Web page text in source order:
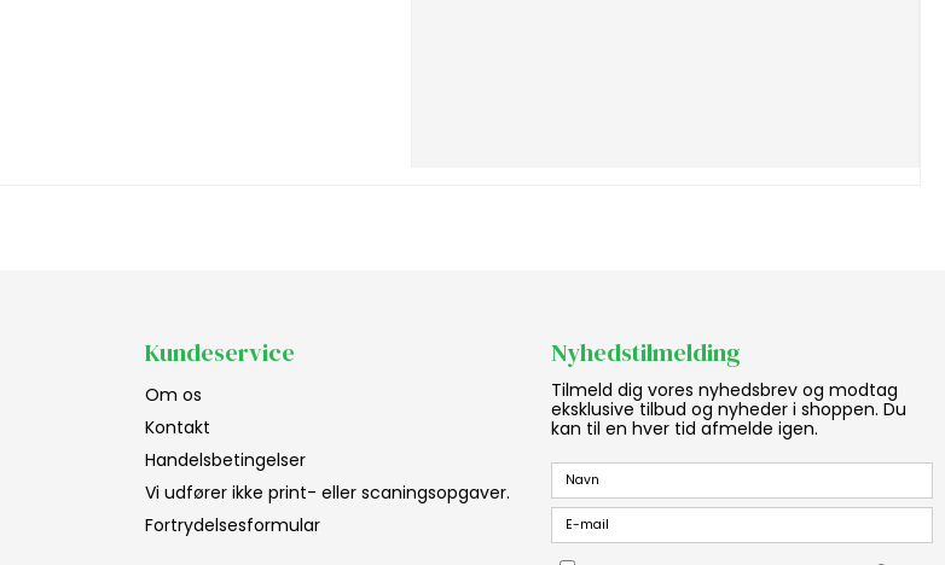
Kundeservice
Om os
Kontakt
Handelsbetingelser
Vi udfører ikke print- eller scaningsopgaver.
Fortrydelsesformular
Nyhedstilmelding
Tilmeld dig vores nyhedsbrev og modtag
eksklusive tilbud og nyheder i shoppen. Du
kan til en hver tid afmelde igen.